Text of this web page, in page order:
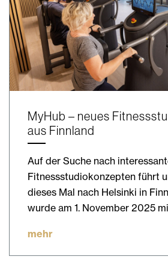
MyHub – neues
aus Finnland
Auf der Suche nach
Fitnessstudiokonzepten führt
dieses Mal nach Helsinki in
wurde am 1. November 2025
mehr